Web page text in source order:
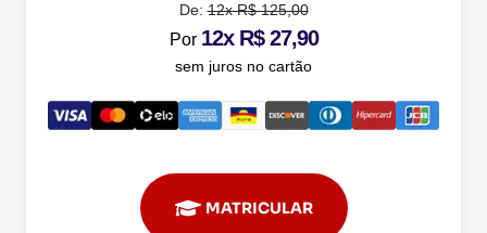
De:12x R$ 125,00
Por 12x R$ 27,90
sem juros no cartão
MATRICULAR